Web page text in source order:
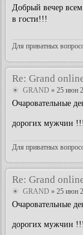
Добрый вечер
в гости!!!
Для приватных
Re: Grand
GRAND » 25 июн
Очаровательные
дорогих мужчин !!!
Для приватных
Re: Grand
GRAND » 25 июн
Очаровательные
дорогих мужчин !!!